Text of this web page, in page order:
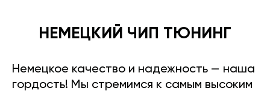
НЕМЕЦКИЙ ЧИП ТЮНИНГ
Немецкое качество и надежность — наша
гордость! Мы стремимся к самым высоким